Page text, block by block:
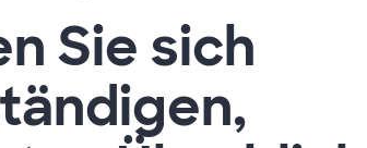
Sie sich